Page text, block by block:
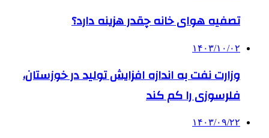
تصفیه هوای خانه چقدر هزینه دارد؟
۱۴۰۳/۱۰/۰۲
وزارت نفت به اندازه افزایش تولید در خوزستان،
فلرسوزی را کم کند
۱۴۰۳/۰۹/۲۲